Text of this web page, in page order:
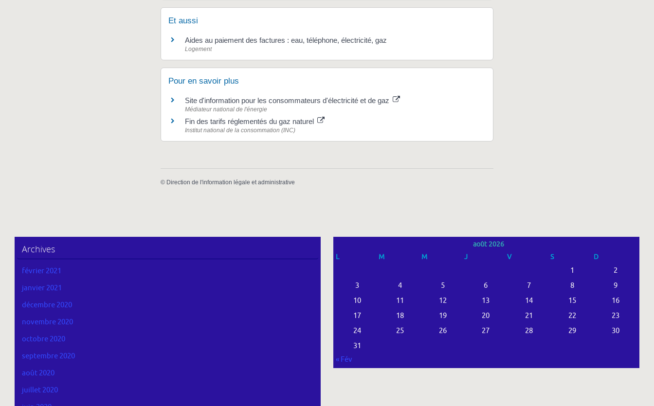
Et aussi
Aides au paiement des factures : eau, téléphone, électricité, gaz
Logement
Pour en savoir plus
Site d'information pour les consommateurs d'électricité et de gaz
Médiateur national de l'énergie
Fin des tarifs réglementés du gaz naturel
Institut national de la consommation (INC)
© Direction de l'information légale et administrative
Archives
février 2021
janvier 2021
décembre 2020
novembre 2020
octobre 2020
septembre 2020
août 2020
juillet 2020
août 2026
L
M M J V S D
1
2
3
4 5 6 7 8
9
10
11 12 13 14 15
16
17
18 19 20 21 22
23
24
25 26 27 28 29
30
31
« Fév